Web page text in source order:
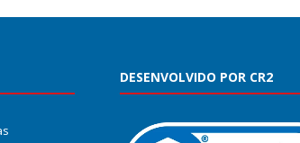
DESENVOLVIDO POR CR2